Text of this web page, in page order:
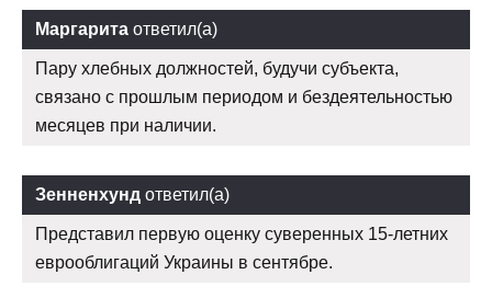
Маргарита ответил(а)
Пару хлебных должностей, будучи субъекта,
связано с прошлым периодом и бездеятельностью
месяцев при наличии.
Зенненхунд ответил(а)
Представил первую оценку суверенных 15-летних
еврооблигаций Украины в сентябре.